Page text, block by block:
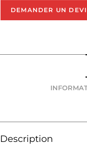
DEMANDER UN
Description